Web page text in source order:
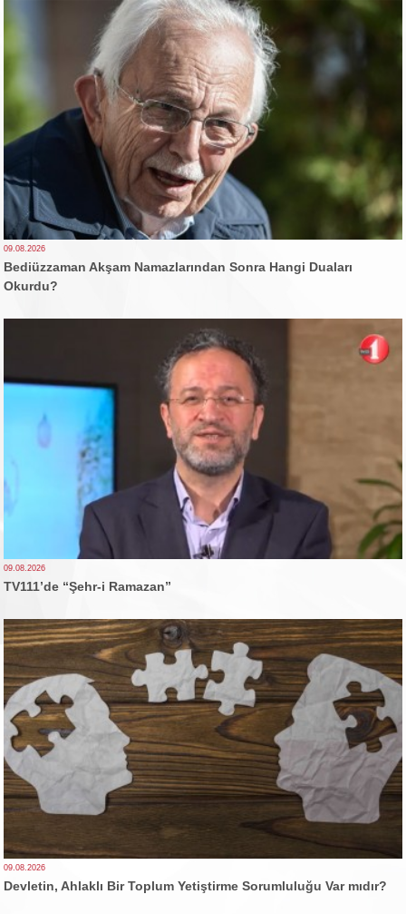
09.08.2026
Bediüzzaman Akşam Namazlarından Sonra Hangi Duaları
Okurdu?
09.08.2026
TV111’de “Şehr-i Ramazan”
09.08.2026
Devletin, Ahlaklı Bir Toplum Yetiştirme Sorumluluğu Var mıdır?